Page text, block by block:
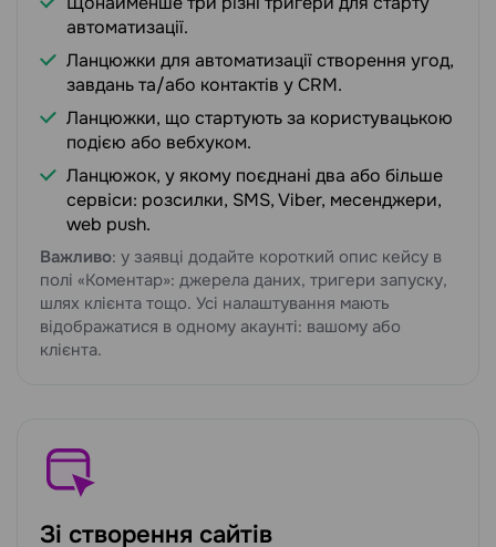
автоматизації.
Ланцюжки для автоматизації створення угод,
завдань та/або контактів у CRM.
Ланцюжки, що стартують за користувацькою
подією або вебхуком.
Ланцюжок, у якому поєднані два або більше
сервіси: розсилки, SMS, Viber, месенджери,
web push.
Важливо: у заявці додайте короткий опис кейсу в
полі «Коментар»: джерела даних, тригери запуску,
шлях клієнта тощо. Усі налаштування мають
відображатися в одному акаунті: вашому або
клієнта.
Зі створення сайтів